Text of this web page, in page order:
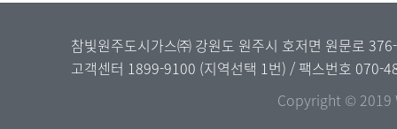
참빛원주도시가스㈜ 강원도 원주시 호저면 원문로
고객센터 1899-9100 (지역선택 1번) / 팩스번호 070-
Copyright © 2019